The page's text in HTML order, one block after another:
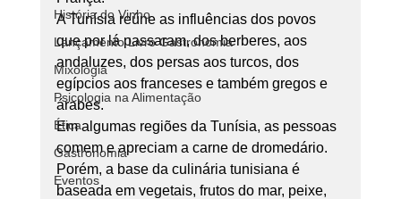
História do Vinho
Lançamento Livro Gastronomia
Mixologia
Psicologia na Alimentação
Ética
Gastronomia
Eventos
A Tunísia reúne as influências dos povos
que por lá passaram, dos berberes, aos
andaluzes, dos persas aos turcos, dos
egípcios aos franceses e também gregos e
árabes.
Em algumas regiões da Tunísia, as pessoas
comem e apreciam a carne de dromedário.
Porém, a base da culinária tunisiana é
baseada em vegetais, frutos do mar, peixe,